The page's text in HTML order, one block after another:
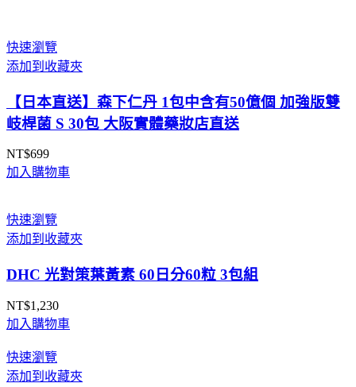
快速瀏覽
添加到收藏夾
【日本直送】森下仁丹 1包中含有50億個 加強版雙
岐桿菌 S 30包 大阪實體藥妝店直送
NT$699
加入購物車
快速瀏覽
添加到收藏夾
DHC 光對策葉黃素 60日分60粒 3包組
NT$1,230
加入購物車
快速瀏覽
添加到收藏夾